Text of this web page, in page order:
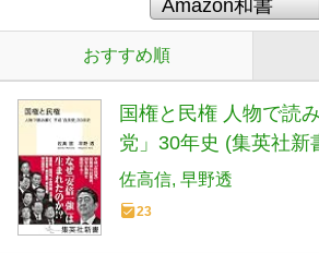
おすすめ順
国権と民権 人物で読
党」30年史 (集英社新
佐高信 早野透
23